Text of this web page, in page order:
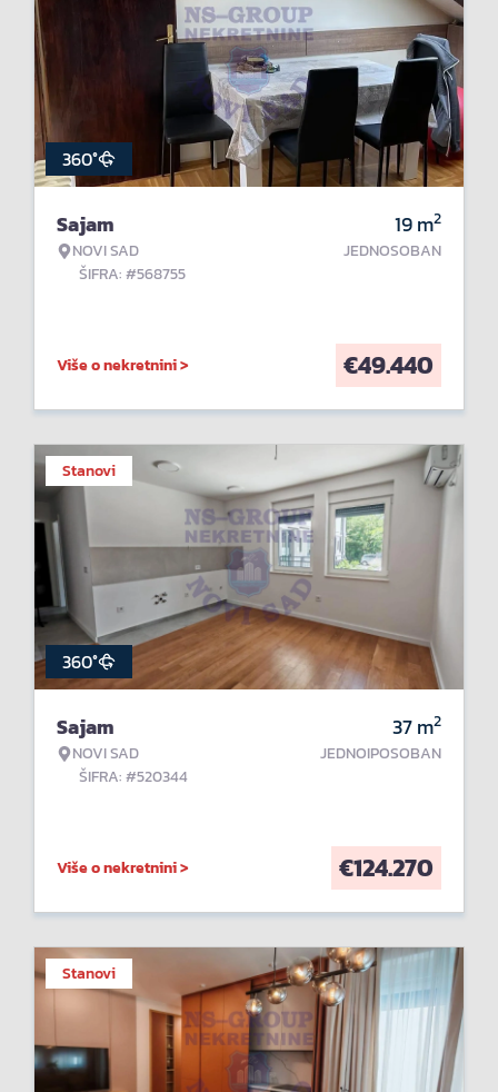
360°
Sajam
NOVI SAD
ŠIFRA: #568755
19m2
JEDNOSOBAN
Više o nekretnini > €49.440
Stanovi
360°
Sajam
NOVI SAD
ŠIFRA: #520344
37m2
JEDNOIPOSOBAN
Više o nekretnini > €124.270
Stanovi